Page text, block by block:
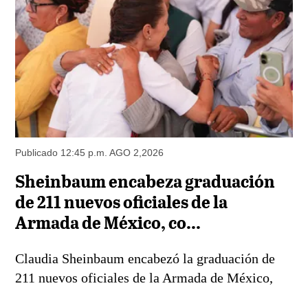
Publicado 12:45 p.m. AGO 2,2026
Sheinbaum encabeza graduación
de 211 nuevos oficiales de la
Armada de México, co...
Claudia Sheinbaum encabezó la graduación de
211 nuevos oficiales de la Armada de México,